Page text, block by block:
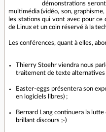
démonstrations
multimédia (vidéo, son,
les stations qui vont avec pour ce
de Linux et un coin réservé à la
Les conférences, quant à elles,
Thierry Stoehr viendra nous
traitement de texte alternatives
Easter-eggs présentera son
en logiciels libres) ;
Bernard Lang continuera la
brillant discours ;-)